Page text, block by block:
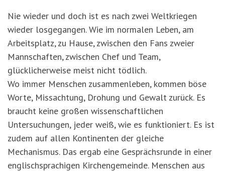
Nie wieder und doch ist es nach zwei Weltkriegen
wieder losgegangen. Wie im normalen Leben, am
Arbeitsplatz, zu Hause, zwischen den Fans zweier
Mannschaften, zwischen Chef und Team,
glücklicherweise meist nicht tödlich.
Wo immer Menschen zusammenleben, kommen böse
Worte, Missachtung, Drohung und Gewalt zurück. Es
braucht keine großen wissenschaftlichen
Untersuchungen, jeder weiß, wie es funktioniert. Es ist
zudem auf allen Kontinenten der gleiche
Mechanismus. Das ergab eine Gesprächsrunde in einer
englischsprachigen Kirchengemeinde. Menschen aus